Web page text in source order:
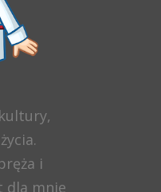
i
dla mnie